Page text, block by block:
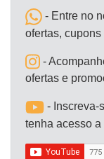
de PVC e
- Entre no
ofertas,
-
ofertas e
- Inscreva-
tenha acesso